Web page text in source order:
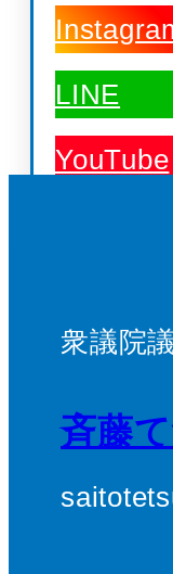
LINE
YouTube
衆議院
斉藤